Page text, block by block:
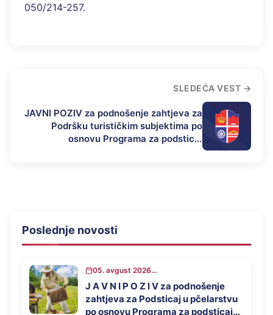
050/214-257.
SLEDEĆA VEST
JAVNI POZIV za podnošenje zahtjeva za
Podršku turističkim subjektima po
osnovu Programa za podsticaj
Poslednje novosti
05. avgust 2026...
J A V N I P O Z I V za podnošenje
zahtjeva za Podsticaj u pčelarstvu
po osnovu Programa za podsticaj